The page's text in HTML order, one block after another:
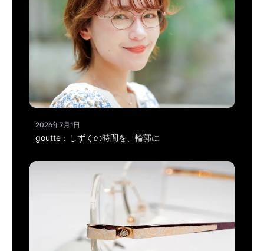
2026年7月1日
goutte：しずくの時間を、輪郭に